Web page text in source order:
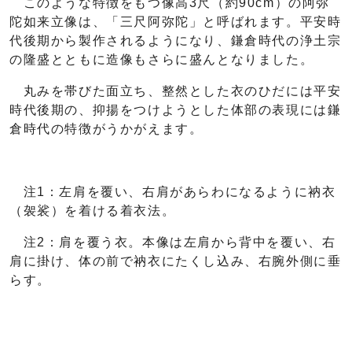
陀如来立像は、「三尺阿弥陀」と呼ばれます。平安時
代後期から製作されるようになり、鎌倉時代の浄土宗
の隆盛とともに造像もさらに盛んとなりました。
丸みを帯びた面立ち、整然とした衣のひだには平安
時代後期の、抑揚をつけようとした体部の表現には鎌
倉時代の特徴がうかがえます。
注1：左肩を覆い、右肩があらわになるように衲衣
（袈裟）を着ける着衣法。
注2：肩を覆う衣。本像は左肩から背中を覆い、右
肩に掛け、体の前で衲衣にたくし込み、右腕外側に垂
らす。